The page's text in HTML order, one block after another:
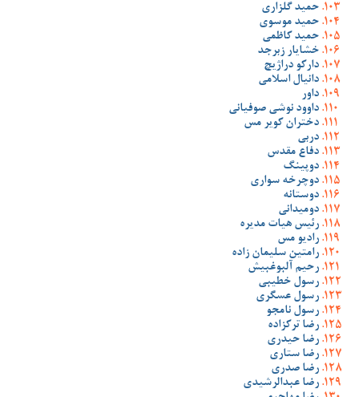
حمید گلزاری
حمید موسوی
حمید کاظمی
خشایار زبرجد
دارکو دراژیچ
دانیال اسلامی
داور
داوود نوشی صوفیانی
دختران کویر مس
دربی
دفاع مقدس
دوپینگ
دوچرخه سواری
دوستانه
دومیدانی
رئیس هیات مدیره
رادیو مس
رامتین سلیمان زاده
رحیم آلبوغبیش
رسول خطیبی
رسول عسگری
رسول نامجو
رضا ترکزاده
رضا حیدری
رضا ستاری
رضا صدری
رضا عبدالرشیدی